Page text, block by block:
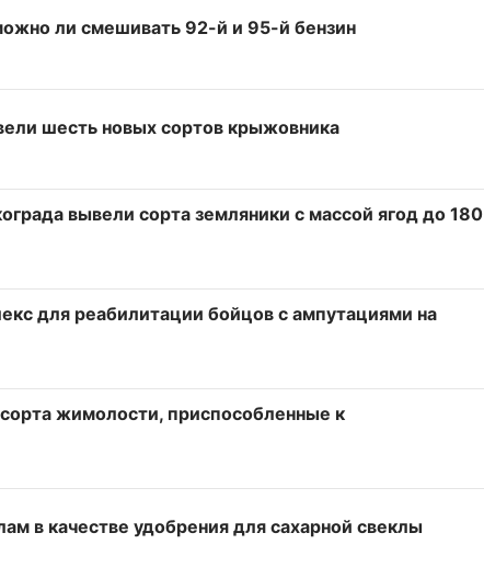
ли смешивать 92-й и 95-й бензин
шесть новых сортов крыжовника
вывели сорта земляники с массой ягод до 180
для реабилитации бойцов с ампутациями на
жимолости, приспособленные к
в качестве удобрения для сахарной свеклы